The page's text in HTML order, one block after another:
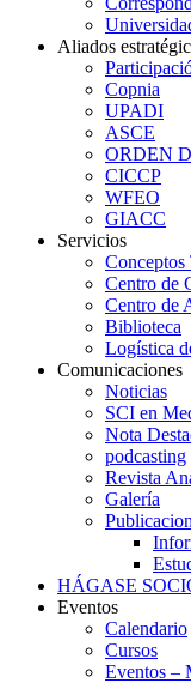
Aliados
Copnia
UPADI
ASCE
ORDEN
CICCP
WFEO
GIACC
Servicios
Conceptos
Centro de
Centro de
Biblioteca
Logística
Comunicaciones
Noticias
SCI en
Nota
podcasting
Revista
Galería
HÁGASE
Eventos
Calendario
Cursos
Eventos –